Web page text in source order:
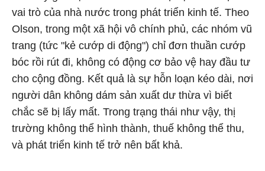
vai trò của nhà nước trong phát triển kinh tế. Theo
Olson, trong một xã hội vô chính phủ, các nhóm vũ
trang (tức "kẻ cướp di động") chỉ đơn thuần cướp
bóc rồi rút đi, không có động cơ bảo vệ hay đầu tư
cho cộng đồng. Kết quả là sự hỗn loạn kéo dài, nơi
người dân không dám sản xuất dư thừa vì biết
chắc sẽ bị lấy mất. Trong trạng thái như vậy, thị
trường không thể hình thành, thuế không thể thu,
và phát triển kinh tế trở nên bất khả.